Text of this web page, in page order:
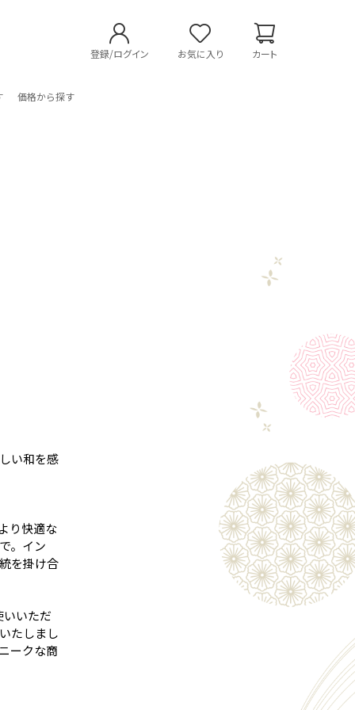
登録/ログイン お気に入り カート
価格から探す
い和を感
り快適な
。イン
を掛け合
いただ
たしまし
ークな商